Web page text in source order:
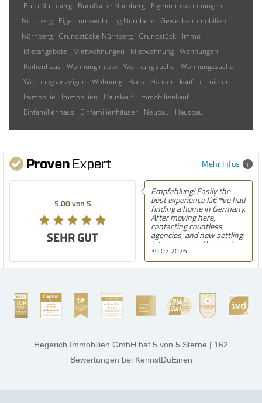
Büro Nürnberg Bürofläche Nürnberg
Eigentumswohnungen
Nürnberg
Eigentumswohnung Nürnberg Gewerbeimmobilien
Nürnberg Grundstücke Nürnberg Grundstück
Immo
Mietangebote
Mietwohnungen Mietwohnung Wohnungen
Reihenhaus
Wohnung miete Wohnung suche
Wohnungssuche
Wohnungsanzeigen
Wohnung Haus Häuser kaufen
mieten
Immobilie
Immobilien Hauskauf
Immobilienkauf
Einfamilienhaus
Einfamilienhäuser Neubau Hausbau
Mehr Infos
5.00 von 5
SEHR GUT
30.07.2026
Empfehlung! Easily the
best experience Iâ€™ve had
finding a home in Germany.
After moving here,
contacting countless
agencies, and now settling
into our second house, I
know firsthand how
challenging and
overwhelming the German
stands out far above the
rest. They made the entire
process smooth,
thanks, and a huge part of
the credit goes to Amelie
Jamrowâ€”she was
exceptionally professional,
Hegerich Immobilien GmbH hat 5 von 5 Sterne | 162
Bewertungen bei KennstDuEinen